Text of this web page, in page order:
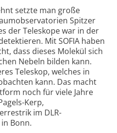
setzte man große
Spitzer
der Teleskope war in der
Mit SOFIA haben
dass dieses Molekül sich
Nebeln bilden kann.
Teleskop, welches in
kann. Das macht
noch für viele Jahre
Kerp,
im DLR-
Bonn.